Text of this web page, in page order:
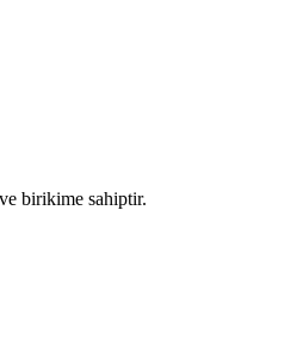
birikime sahiptir.